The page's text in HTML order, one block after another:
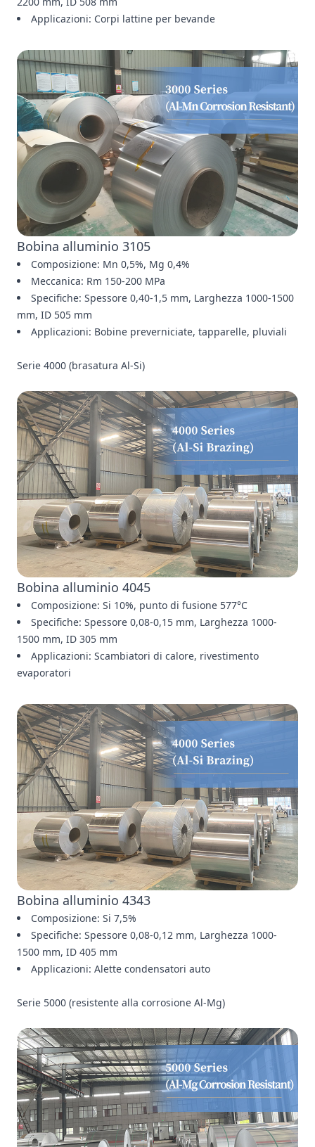
Applicazioni: Corpi lattine per bevande
Bobina alluminio 3105
Composizione: Mn 0,5%, Mg 0,4%
Meccanica: Rm 150-200 MPa
Specifiche: Spessore 0,40-1,5 mm, Larghezza 1000-1500
mm, ID 505 mm
Applicazioni: Bobine preverniciate, tapparelle, pluviali
Serie 4000 (brasatura Al-Si)
Bobina alluminio 4045
Composizione: Si 10%, punto di fusione 577°C
Specifiche: Spessore 0,08-0,15 mm, Larghezza 1000-
1500 mm, ID 305 mm
Applicazioni: Scambiatori di calore, rivestimento
evaporatori
Bobina alluminio 4343
Composizione: Si 7,5%
Specifiche: Spessore 0,08-0,12 mm, Larghezza 1000-
1500 mm, ID 405 mm
Applicazioni: Alette condensatori auto
Serie 5000 (resistente alla corrosione Al-Mg)